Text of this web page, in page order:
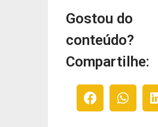
Gostou do
conteúdo?
Compartilhe: